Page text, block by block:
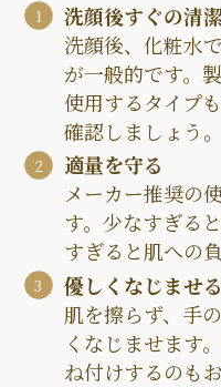
洗顔後すぐの清
洗顔後、化粧水
が一般的です。
使用するタイプ
確認しましょう。
適量を守る
メーカー推奨の
す。少なすぎる
すぎると肌への
優しくなじませる
肌を擦らず、手
くなじませます
ね付けするのも